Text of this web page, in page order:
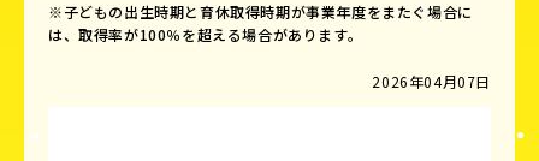
※子どもの出生時期と育休取得時期が事業年度をまたぐ場合に
は、取得率が100％を超える場合があります。
2026年04月07日